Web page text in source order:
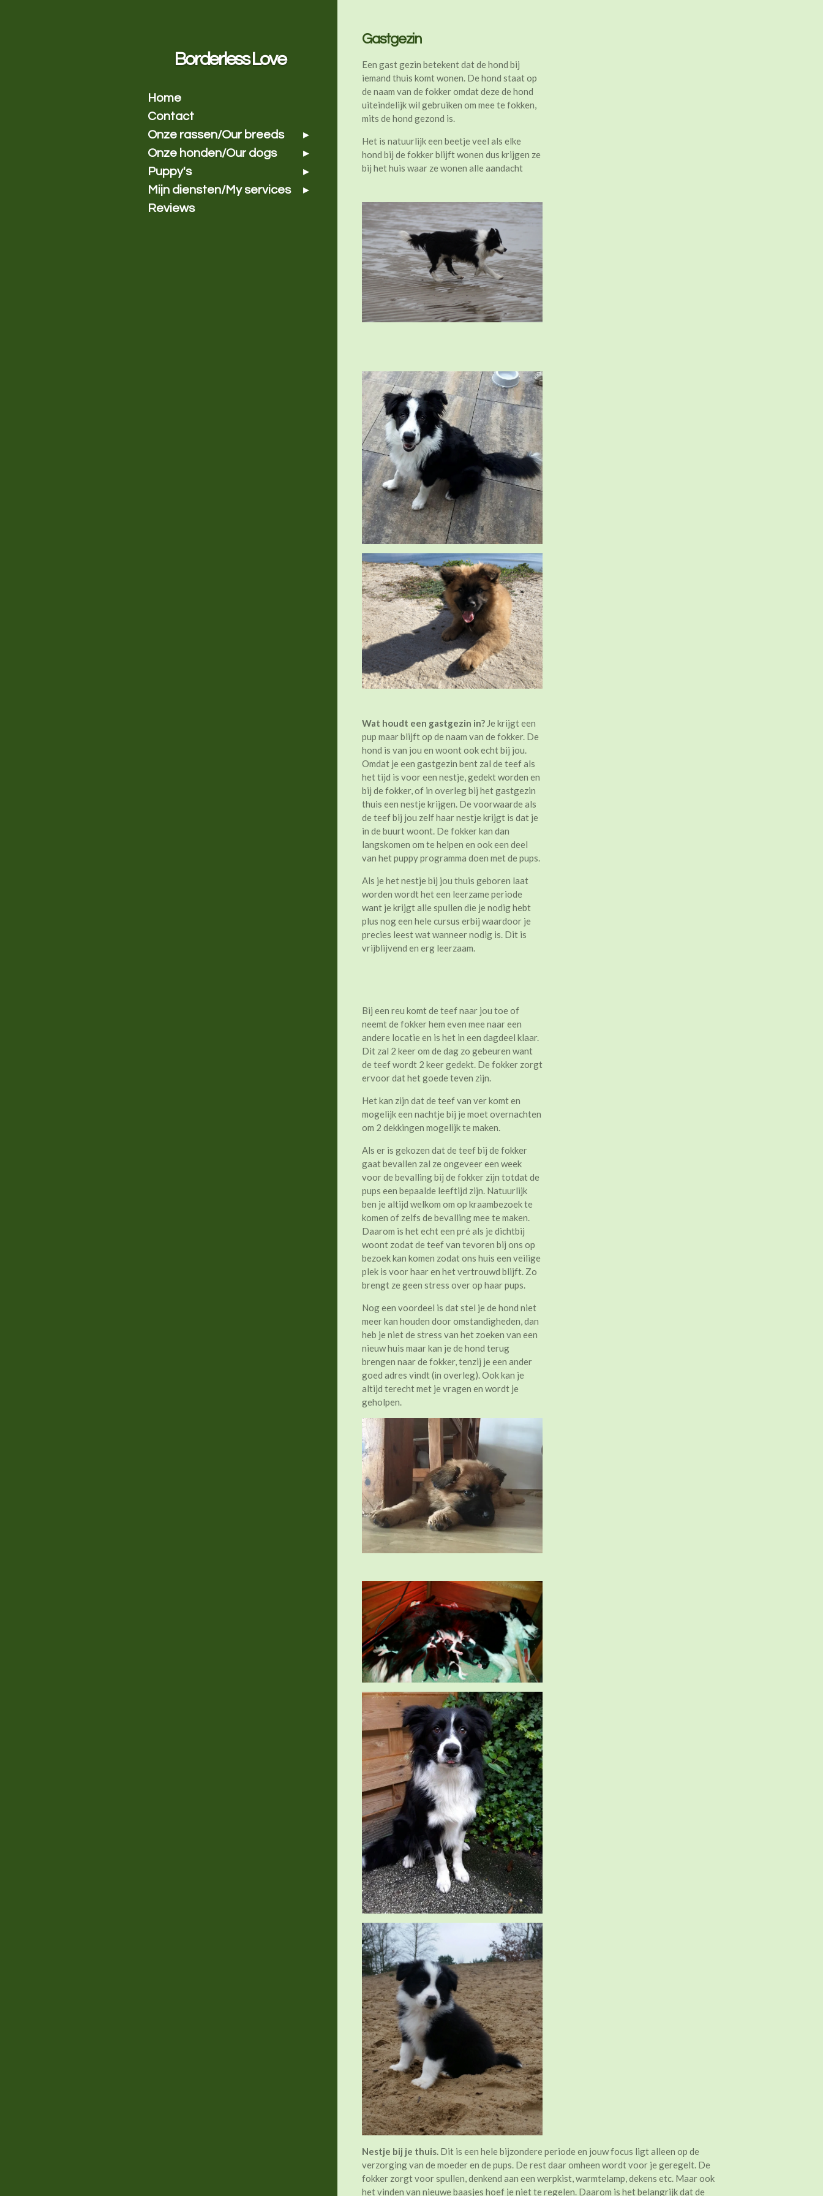
Gastgezin
Een gast gezin betekent dat de hond bij
iemand thuis komt wonen. De hond staat op
de naam van de fokker omdat deze de hond
uiteindelijk wil gebruiken om mee te fokken,
mits de hond gezond is.
Het is natuurlijk een beetje veel als elke
hond bij de fokker blijft wonen dus krijgen ze
bij het huis waar ze wonen alle aandacht
Wat houdt een gastgezin in? Je krijgt een
pup maar blijft op de naam van de fokker. De
hond is van jou en woont ook echt bij jou.
Omdat je een gastgezin bent zal de teef als
het tijd is voor een nestje, gedekt worden en
bij de fokker, of in overleg bij het gastgezin
thuis een nestje krijgen. De voorwaarde als
de teef bij jou zelf haar nestje krijgt is dat je
in de buurt woont. De fokker kan dan
langskomen om te helpen en ook een deel
van het puppy programma doen met de pups.
Als je het nestje bij jou thuis geboren laat
worden wordt het een leerzame periode
want je krijgt alle spullen die je nodig hebt
plus nog een hele cursus erbij waardoor je
precies leest wat wanneer nodig is. Dit is
vrijblijvend en erg leerzaam.
Bij een reu komt de teef naar jou toe of
neemt de fokker hem even mee naar een
andere locatie en is het in een dagdeel klaar.
Dit zal 2 keer om de dag zo gebeuren want
de teef wordt 2 keer gedekt. De fokker zorgt
ervoor dat het goede teven zijn.
Het kan zijn dat de teef van ver komt en
mogelijk een nachtje bij je moet overnachten
om 2 dekkingen mogelijk te maken.
Als er is gekozen dat de teef bij de fokker
gaat bevallen zal ze ongeveer een week
voor de bevalling bij de fokker zijn totdat de
pups een bepaalde leeftijd zijn. Natuurlijk
ben je altijd welkom om op kraambezoek te
komen of zelfs de bevalling mee te maken.
Daarom is het echt een pré als je dichtbij
woont zodat de teef van tevoren bij ons op
bezoek kan komen zodat ons huis een veilige
plek is voor haar en het vertrouwd blijft. Zo
brengt ze geen stress over op haar pups.
Nog een voordeel is dat stel je de hond niet
meer kan houden door omstandigheden, dan
heb je niet de stress van het zoeken van een
nieuw huis maar kan je de hond terug
brengen naar de fokker, tenzij je een ander
goed adres vindt (in overleg). Ook kan je
altijd terecht met je vragen en wordt je
geholpen.
Nestje bij je thuis. Dit is een hele bijzondere periode en jouw focus ligt alleen op de
verzorging van de moeder en de pups. De rest daar omheen wordt voor je geregelt. De
fokker zorgt voor spullen, denkend aan een werpkist, warmtelamp, dekens etc. Maar ook
het vinden van nieuwe baasjes hoef je niet te regelen. Daarom is het belangrijk dat de
Borderless Love
Home
Contact
Onze rassen/Our breeds
Onze honden/Our dogs
Puppy's
Mijn diensten/My services
Reviews